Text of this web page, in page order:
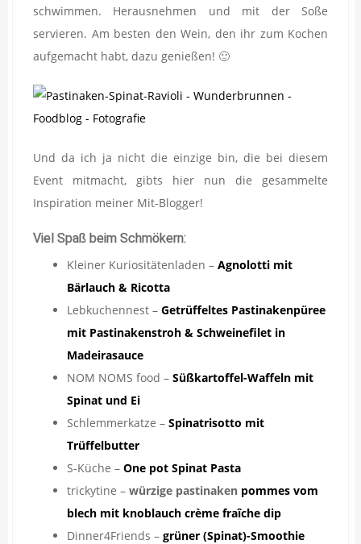
schwimmen. Herausnehmen und mit der Soße
servieren. Am besten den Wein, den ihr zum Kochen
aufgemacht habt, dazu genießen! 🙂
Und da ich ja nicht die einzige bin, die bei diesem
Event mitmacht, gibts hier nun die gesammelte
Inspiration meiner Mit-Blogger!
Viel Spaß beim Schmökern:
Kleiner Kuriositätenladen – Agnolotti mit
Bärlauch & Ricotta
Lebkuchennest – Getrüffeltes Pastinakenpüree
mit Pastinakenstroh & Schweinefilet in
Madeirasauce
NOM NOMS food – Süßkartoffel-Waffeln mit
Spinat und Ei
Schlemmerkatze – Spinatrisotto mit
Trüffelbutter
S-Küche – One pot Spinat Pasta
trickytine – würzige pastinaken pommes vom
blech mit knoblauch crème fraîche dip
Dinner4Friends – grüner (Spinat)-Smoothie